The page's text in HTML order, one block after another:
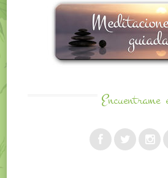
Encuentrame